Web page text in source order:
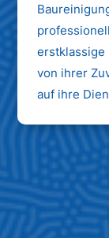
erstklassige
von ihrer
auf ihre